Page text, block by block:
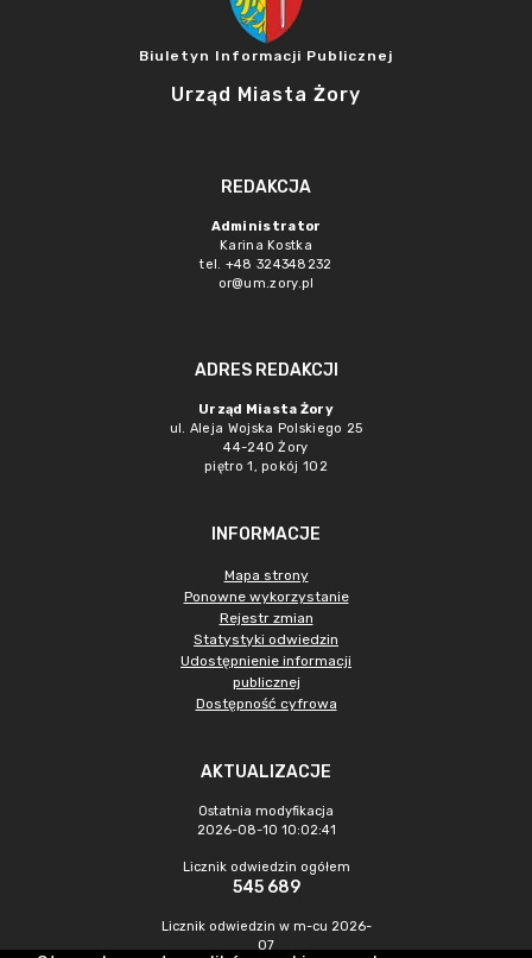
Biuletyn Informacji Publicznej
Urząd Miasta Żory
REDAKCJA
Administrator
Karina Kostka
tel. +48 324348232
or@um.zory.pl
ADRES REDAKCJI
Urząd Miasta Żory
ul. Aleja Wojska Polskiego 25
44-240 Żory
piętro 1, pokój 102
INFORMACJE
Mapa strony
Ponowne wykorzystanie
Rejestr zmian
Statystyki odwiedzin
Udostępnienie informacji
publicznej
Dostępność cyfrowa
AKTUALIZACJE
Ostatnia modyfikacja
2026-08-10 10:02:41
Licznik odwiedzin ogółem
545 689
Licznik odwiedzin w m-cu 2026-
07